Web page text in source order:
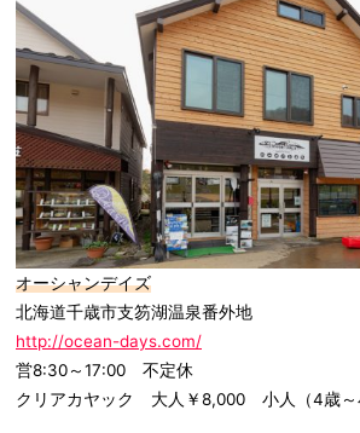
オーシャンデイズ
北海道千歳市支笏湖温泉番外地
http://ocean-days.com/
営8:30～17:00 不定休
クリアカヤック 大人￥8,000 小人（4歳～